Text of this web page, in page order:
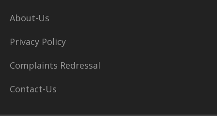
About-Us
Privacy Policy
Complaints Redressal
Contact-Us